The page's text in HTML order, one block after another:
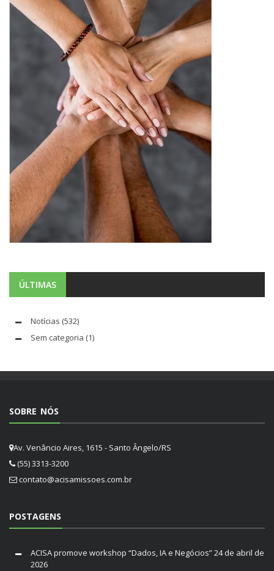
ÚLTIMAS
Notícias (532)
Sem categoria (1)
SOBRE NÓS
Av. Venâncio Aires, 1615 - Santo Ângelo/RS
(55) 3313-3200
contato@acisamissoes.com.br
POSTAGENS
ACISA promove workshop “Dados, IA e Negócios”24 de abril de
2026